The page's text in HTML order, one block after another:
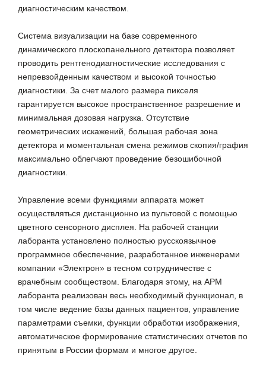
диагностическим качеством.
Система визуализации на базе современного
динамического плоскопанельного детектора позволяет
проводить рентгенодиагностические исследования с
непревзойденным качеством и высокой точностью
диагностики. За счет малого размера пикселя
гарантируется высокое пространственное разрешение и
минимальная дозовая нагрузка. Отсутствие
геометрических искажений, большая рабочая зона
детектора и моментальная смена режимов скопия/графия
максимально облегчают проведение безошибочной
диагностики.
Управление всеми функциями аппарата может
осуществляться дистанционно из пультовой с помощью
цветного сенсорного дисплея. На рабочей станции
лаборанта установлено полностью русскоязычное
программное обеспечение, разработанное инженерами
компании «Электрон» в тесном сотрудничестве с
врачебным сообществом. Благодаря этому, на АРМ
лаборанта реализован весь необходимый функционал, в
том числе ведение базы данных пациентов, управление
параметрами съемки, функции обработки изображения,
автоматическое формирование статистических отчетов по
принятым в России формам и многое другое.